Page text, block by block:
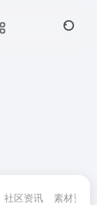
社区资讯
素材资源